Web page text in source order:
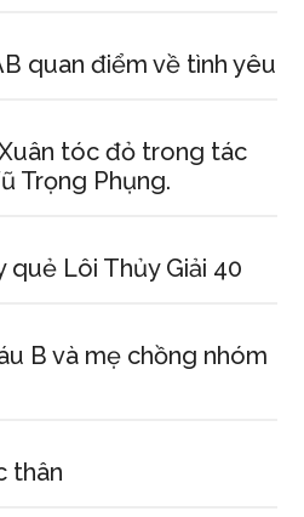
quan điểm về tình yêu
tóc đỏ trong tác
Trọng Phụng.
quẻ Lôi Thủy Giải 40
B và mẹ chồng nhóm
thân